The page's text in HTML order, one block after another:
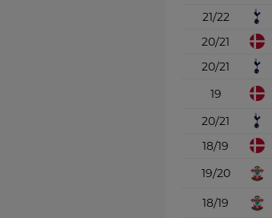
21/22
20/21
20/21
19
20/21
18/19
19/20
18/19